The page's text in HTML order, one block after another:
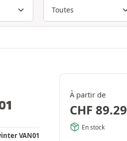
VAN01
À partir de
CHF 89.29
En stock